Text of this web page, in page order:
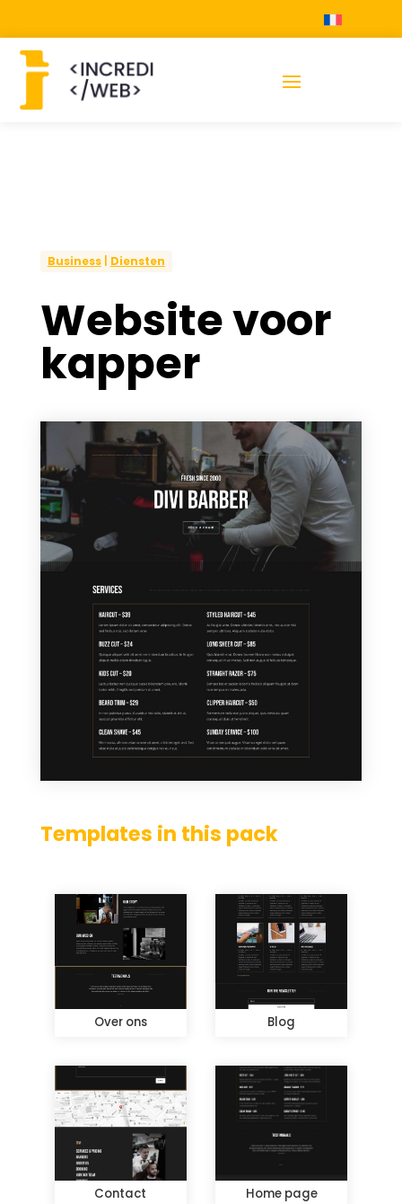
Business| Diensten
Website voor
kapper
Templates in this pack
Over ons Blog
Contact Home page